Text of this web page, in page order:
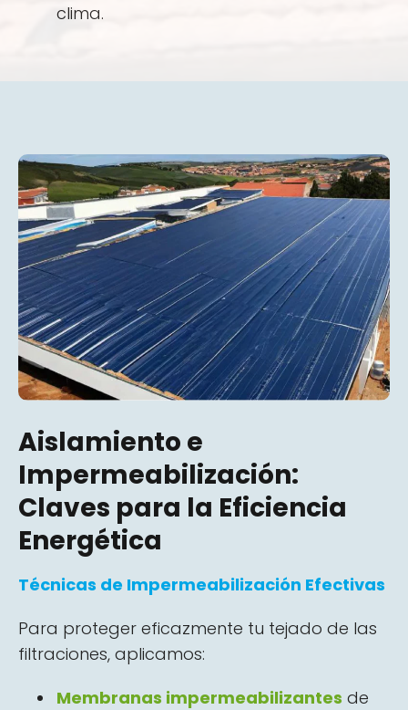
clima.
Aislamiento e
Impermeabilización:
Claves para la Eficiencia
Energética
Técnicas de Impermeabilización Efectivas
Para proteger eficazmente tu tejado de las
filtraciones, aplicamos:
Membranas impermeabilizantes de